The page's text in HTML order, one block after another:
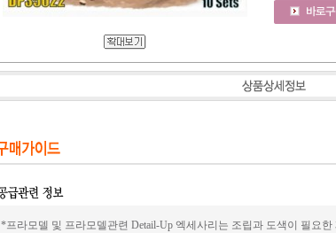
*프라모델 및 프라모델관련 Detail-Up 엑세사리는 조립과 도색이 필요